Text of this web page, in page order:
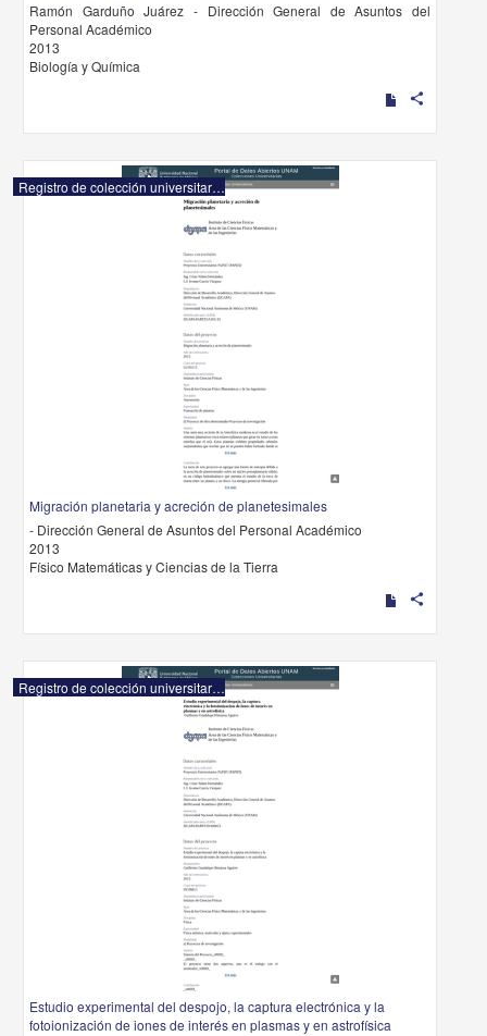
Ramón Garduño Juárez - Dirección General de Asuntos del
Personal Académico
2013
Biología y Química
share
Registro de colección universitaria
Migración planetaria y acreción de planetesimales
- Dirección General de Asuntos del Personal Académico
2013
Físico Matemáticas y Ciencias de la Tierra
share
Registro de colección universitaria
Estudio experimental del despojo, la captura electrónica y la
fotoionización de iones de interés en plasmas y en astrofísica